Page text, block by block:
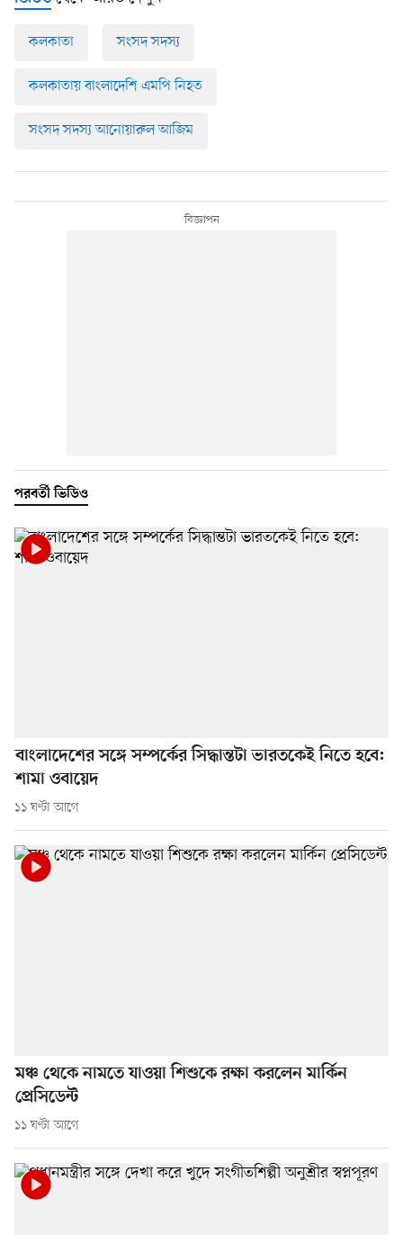
কলকাতা সংসদ সদস্য
কলকাতায় বাংলাদেশি এমপি নিহত
সংসদ সদস্য আনোয়ারুল আজিম
পরবর্তী ভিডিও
বাংলাদেশের সঙ্গে সম্পর্কের সিদ্ধান্তটা ভারতকেই নিতে হবে:
শামা ওবায়েদ
১১ ঘণ্টা আগে
মঞ্চ থেকে নামতে যাওয়া শিশুকে রক্ষা করলেন মার্কিন
প্রেসিডেন্ট
১১ ঘণ্টা আগে